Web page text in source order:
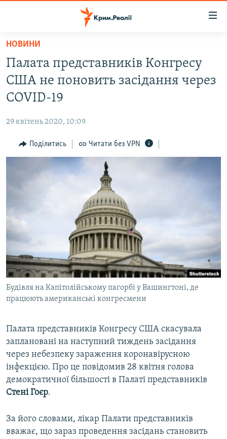
Перейти
основного
матеріалу
Перейти
до
основної
Перейти
до
ВІДЕО ТА ФОТО
БЛОГИ
ПОГЛЯД
ВСЕ ЗА ДЕНЬ
ДЕПОРТАЦІЯ
ВІДЕОУРОКИ «ELIFBE»
СВІДЧЕННЯ ОКУПАЦІЇ
УКРАЇНСЬКА ПРОБЛЕМА КРИМУ
ІНФОГРАФІКА
ЯК ОБІЙТИ БЛОКУВАННЯ
Русский
Qırımtatar
ДОЛУЧАЙСЯ!
Усі сайти RFE/RL
НОВИНИ
Палата представників Конгресу
США не поновить засідання через
COVID-19
29 квітень 2020, 10:09
Поділитись Читати без VPN
Будівля на Капітолійському пагорбі у Вашингтоні, де
працюють американські конгресмени
Палата представників Конгресу США скасувала
заплановані на наступний тиждень засідання
через небезпеку зараження коронавірусною
інфекцією. Про це повідомив 28 квітня голова
демократичної більшості в Палаті представників
Стені Гоєр.
За його словами, лікар Палати представників
вважає, що зараз проведення засідань становить